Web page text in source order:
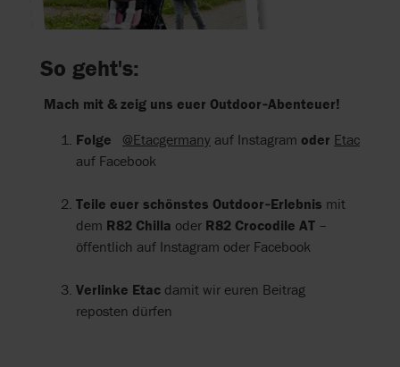
So geht's:
Mach mit & zeig uns euer Outdoor‑Abenteuer!
Folge
@Etacgermany auf Instagram oder Etac
auf Facebook
Teile euer schönstes Outdoor‑Erlebnis mit
dem R82 Chilla oder R82 Crocodile AT –
öffentlich auf Instagram oder Facebook
Verlinke Etac damit wir euren Beitrag
reposten dürfen